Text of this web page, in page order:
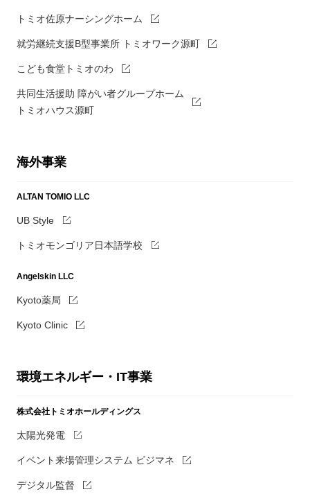
トミオ佐原ナーシングホーム
就労継続支援B型事業所 トミオワーク源町
こども食堂トミオのわ
共同生活援助 障がい者グループホーム
トミオハウス源町
海外事業
ALTAN TOMIO LLC
UB Style
トミオモンゴリア日本語学校
Angelskin LLC
Kyoto薬局
Kyoto Clinic
環境エネルギー・IT事業
株式会社トミオホールディングス
太陽光発電
イベント来場管理システム ビジマネ
デジタル監督